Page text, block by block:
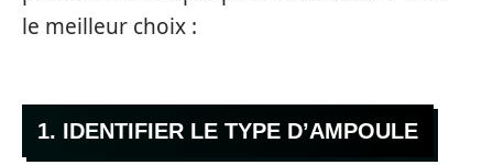
le meilleur choix :
1. IDENTIFIER LE TYPE D’AMPOULE